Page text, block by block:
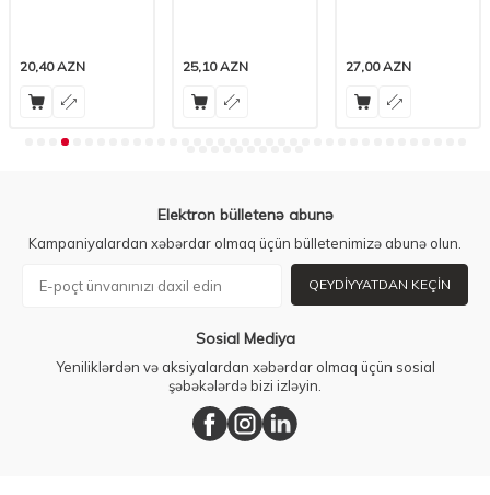
AZN AZN
Elektron bülletenə abunə
Kampaniyalardan xəbərdar olmaq üçün bülletenimizə abunə olun.
QEYDIYYATDAN KEÇIN
Sosial Mediya
Yeniliklərdən və aksiyalardan xəbərdar olmaq üçün sosial
şəbəkələrdə bizi izləyin.